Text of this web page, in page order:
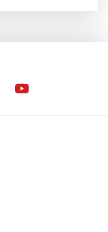
mahallesinde 9